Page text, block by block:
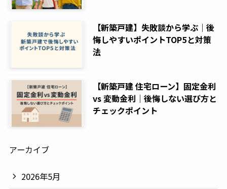
【新築戸建】失敗談から学ぶ｜後
悔しやすいポイントTOP5と対策
法
【新築戸建 住宅ローン】固定金利
vs 変動金利｜後悔しない選び方と
チェックポイント
アーカイブ
2026年5月